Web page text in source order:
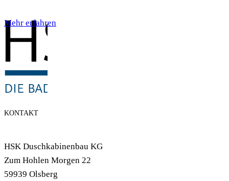
Mehr erfahren
KONTAKT
HSK Duschkabinenbau KG
Zum Hohlen Morgen 22
59939 Olsberg